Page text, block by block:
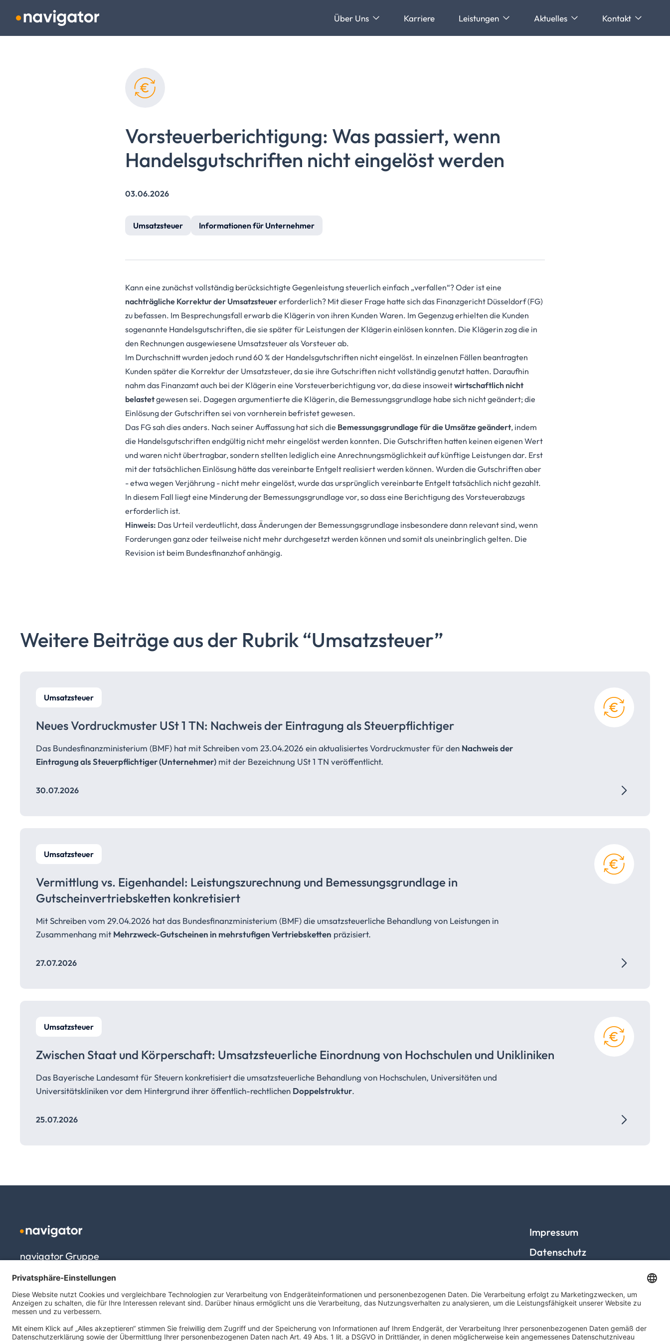
Navigation überspringen Über Uns Karriere Leistungen Aktuelles Kontakt
Vorsteuerberichtigung: Was passiert, wenn
Handelsgutschriften nicht eingelöst werden
03.06.2026
Umsatzsteuer Informationen für Unternehmer
Kann eine zunächst vollständig berücksichtigte Gegenleistung steuerlich einfach „verfallen“? Oder ist eine
nachträgliche Korrektur der Umsatzsteuererforderlich? Mit dieser Frage hatte sich das Finanzgericht Düsseldorf (FG)
zu befassen. Im Besprechungsfall erwarb die Klägerin von ihren Kunden Waren. Im Gegenzug erhielten die Kunden
sogenannte Handelsgutschriften, die sie später für Leistungen der Klägerin einlösen konnten. Die Klägerin zog die in
den Rechnungen ausgewiesene Umsatzsteuer als Vorsteuer ab.
Im Durchschnitt wurden jedoch rund 60 % der Handelsgutschriften nicht eingelöst. In einzelnen Fällen beantragten
Kunden später die Korrektur der Umsatzsteuer, da sie ihre Gutschriften nicht vollständig genutzt hatten. Daraufhin
nahm das Finanzamt auch bei der Klä­gerin eine Vorsteuerberichtigung vor, da diese insoweitwirtschaftlich nicht
belastetgewesen sei. Dagegen argumentierte die Klägerin, die Bemessungsgrundlage habe sich nicht geändert; die
Einlösung der Gutschriften sei von vornherein befristet gewesen.
Das FG sah dies anders. Nach seiner Auffassung hat sich die Bemessungsgrundlage für die Umsätze geändert, indem
die Handelsgutschriften endgültig nicht mehr eingelöst werden konnten. Die Gutschriften hatten keinen eigenen Wert
und waren nicht übertragbar, sondern stellten lediglich eine Anrechnungsmöglichkeit auf künftige Leistungen dar. Erst
mit der tatsächlichen Einlösung hätte das vereinbarte Entgelt realisiert werden können. Wurden die Gutschriften aber
- etwa wegen Verjährung - nicht mehr eingelöst, wurde das ursprünglich vereinbarte Entgelt tatsächlich nicht gezahlt.
In diesem Fall liegt eine Minderung der Bemessungsgrundlage vor, so dass eine Berichtigung des Vorsteuerabzugs
erforderlich ist.
Hinweis: Das Urteil verdeutlicht, dass Änderungen der Bemessungsgrundlage insbesondere dann relevant sind, wenn
Forderungen ganz oder teilweise nicht mehr durchgesetzt werden können und somit als uneinbringlich gelten. Die
Revision ist beim Bundesfinanzhof anhängig.
Weitere Beiträge aus der Rubrik“Umsatzsteuer”
Umsatzsteuer
Neues Vordruckmuster USt 1 TN: Nachweis der Eintragung alsSteuerpflichtiger
Das Bundesfinanzministerium (BMF) hat mit Schreiben vom 23.04.2026 ein aktualisiertes Vordruckmuster für den Nachweis der
Eintragung als Steuerpflichtiger (Unternehmer) mit der Bezeichnung USt 1 TN veröffentlicht.
30.07.2026
Umsatzsteuer
Vermittlung vs. Eigenhandel: Leistungszurechnung und Bemessungsgrundlage in
Gutscheinvertriebsketten konkretisiert
Mit Schreiben vom 29.04.2026 hat das Bundesfinanzministerium (BMF) die umsatzsteuerliche Behandlung von Leistungen in
Zusammenhang mit Mehrzweck-Gutscheinen in mehrstufigen Vertriebsketten präzisiert.
27.07.2026
Umsatzsteuer
Zwischen Staat und Körperschaft: Umsatzsteuerliche Einordnung von Hochschulen und Unikliniken
Das Bayerische Landesamt für Steuern konkretisiert die umsatzsteuerliche Behandlung von Hochschulen, Universitäten und
Universitätskliniken vor dem Hintergrund ihrer öffentlich-rechtlichen Doppelstruktur.
25.07.2026
navigator Gruppe
33332 Gütersloh
kontakt@navigator-gruppe.de
Impressum
Datenschutz
Barrierefreiheitserklärung